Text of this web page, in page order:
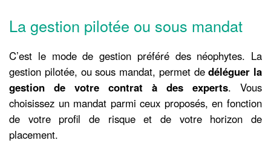
La gestion pilotée ou sous mandat
C’est le mode de gestion préféré des néophytes. La
gestion pilotée, ou sous mandat, permet dedéléguer la
gestion de votre contrat à des experts. Vous
choisissez un mandat parmi ceux proposés, en fonction
de votre profil de risque et de votre horizon de
placement.